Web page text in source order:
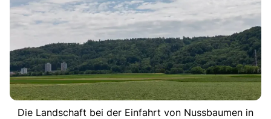
Die Landschaft bei der Einfahrt von Nussbaumen in